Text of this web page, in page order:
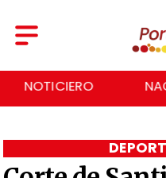
NACIONAL